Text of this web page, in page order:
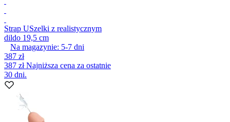
Strap USzelki z realistycznym
dildo 19,5 cm
Na magazynie: 5-7 dni
387 zł
387 złNajniższa cena za ostatnie
30 dni.